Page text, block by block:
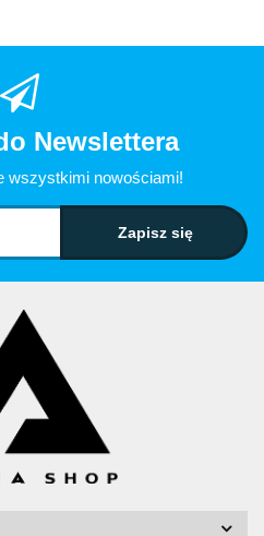
Newslettera
wszystkimi nowościami!